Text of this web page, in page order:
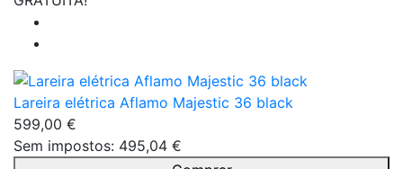
Lareira elétrica Aflamo Majestic 36 black
599,00 €
Sem impostos: 495,04 €